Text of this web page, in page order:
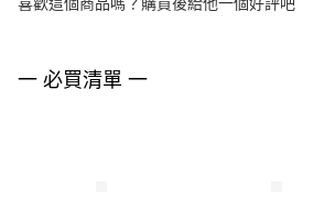
一 必買清單 一